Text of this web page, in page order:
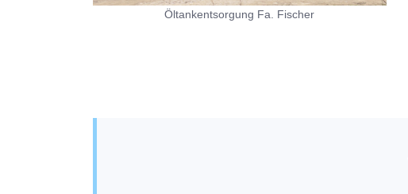
Öltankentsorgung Fa. Fischer